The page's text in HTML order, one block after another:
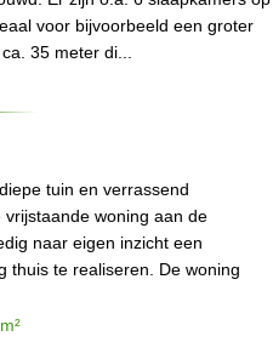
voor bijvoorbeeld een groter
35 meter di...
tuin en verrassend
woning aan de
naar eigen inzicht een
thuis te realiseren. De woning